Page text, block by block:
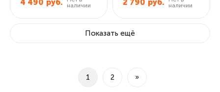
4 490 руб.
наличии
2 790 руб.
наличии
Показать ещё
1 2 »